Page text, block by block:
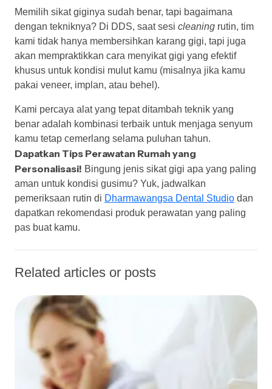
Memilih sikat giginya sudah benar, tapi bagaimana
dengan tekniknya? Di DDS, saat sesi cleaning rutin, tim
kami tidak hanya membersihkan karang gigi, tapi juga
akan mempraktikkan cara menyikat gigi yang efektif
khusus untuk kondisi mulut kamu (misalnya jika kamu
pakai veneer, implan, atau behel).
Kami percaya alat yang tepat ditambah teknik yang
benar adalah kombinasi terbaik untuk menjaga senyum
kamu tetap cemerlang selama puluhan tahun.
Dapatkan Tips Perawatan Rumah yang
Personalisasi! Bingung jenis sikat gigi apa yang paling
aman untuk kondisi gusimu? Yuk, jadwalkan
pemeriksaan rutin di Dharmawangsa Dental Studio dan
dapatkan rekomendasi produk perawatan yang paling
pas buat kamu.
Related articles or posts